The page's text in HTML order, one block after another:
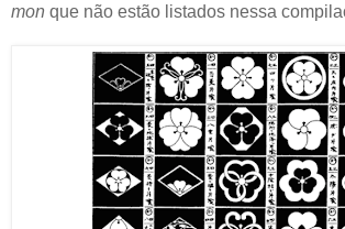
mon que não estão listados nessa